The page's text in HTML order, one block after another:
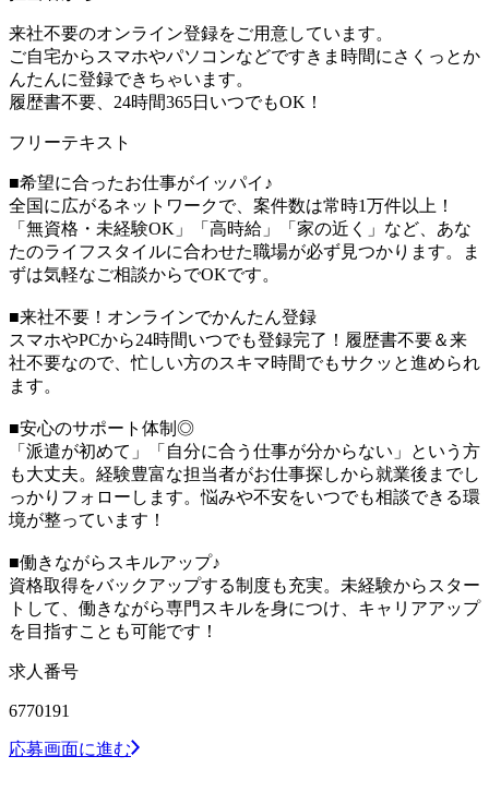
来社不要のオンライン登録をご用意しています。
ご自宅からスマホやパソコンなどですきま時間にさくっとか
んたんに登録できちゃいます。
履歴書不要、24時間365日いつでもOK！
フリーテキスト
■希望に合ったお仕事がイッパイ♪
全国に広がるネットワークで、案件数は常時1万件以上！
「無資格・未経験OK」「高時給」「家の近く」など、あな
たのライフスタイルに合わせた職場が必ず見つかります。ま
ずは気軽なご相談からでOKです。
■来社不要！オンラインでかんたん登録
スマホやPCから24時間いつでも登録完了！履歴書不要＆来
社不要なので、忙しい方のスキマ時間でもサクッと進められ
ます。
■安心のサポート体制◎
「派遣が初めて」「自分に合う仕事が分からない」という方
も大丈夫。経験豊富な担当者がお仕事探しから就業後までし
っかりフォローします。悩みや不安をいつでも相談できる環
境が整っています！
■働きながらスキルアップ♪
資格取得をバックアップする制度も充実。未経験からスター
トして、働きながら専門スキルを身につけ、キャリアアップ
を目指すことも可能です！
求人番号
6770191
応募画面に進む